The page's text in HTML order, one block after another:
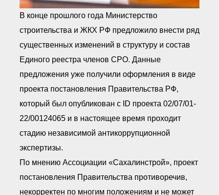
Членство в НКО
Работа в Общественных советах
техническим регламентам
Повышение квалификации,
переподготовка
В конце прошлого года Министерство
строительства и ЖКХ РФ предложило внести ряд
существенных изменений в структуру и состав
Единого реестра членов СРО. Данные
предложения уже получили оформления в виде
проекта постановления Правительства РФ,
который был опубликован с ID проекта 02/07/01-
22/00124065 и в настоящее время проходит
стадию независимой антикоррупционной
экспертизы.
По мнению Ассоциации «Сахалинстрой», проект
постановления Правительства противоречив,
некорректен по многим положениям и не может